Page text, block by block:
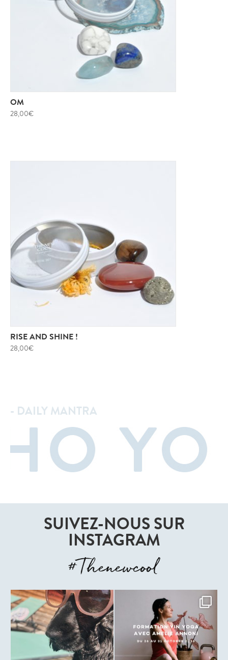
OM
28,00€
RISE AND SHINE !
28,00€
- DAILY MANTRA
SUIVEZ-NOUS SUR
INSTAGRAM
#Thenewcool